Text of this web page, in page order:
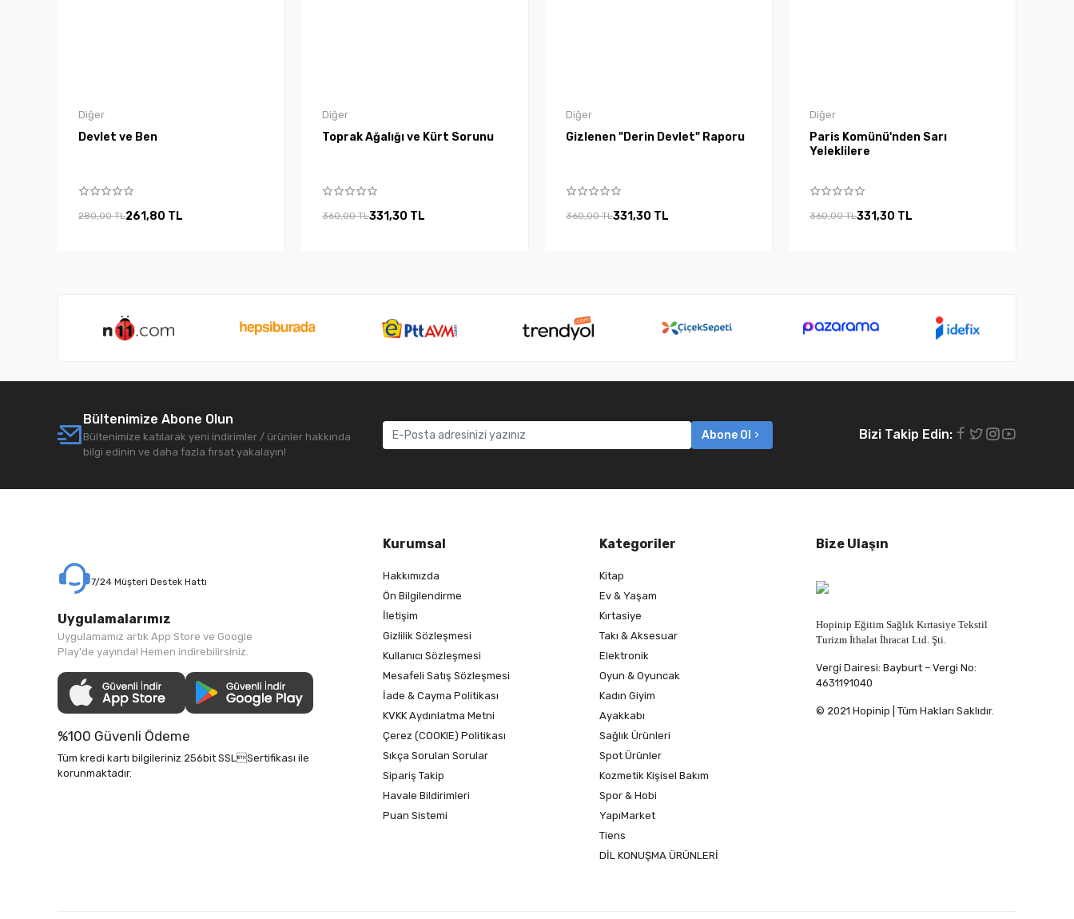
Diğer
Devlet ve Ben
280,00 TL261,80 TL
Diğer
Toprak Ağalığı ve Kürt Sorunu
360,00 TL331,30 TL
Diğer
Gizlenen "Derin Devlet" Raporu
360,00 TL331,30 TL
Diğer
Paris Komünü'nden Sarı
Yeleklilere
360,00 TL331,30 TL
Bültenimize Abone Olun
Bültenimize katılarak yeni indirimler / ürünler hakkında
bilgi edinin ve daha fazla fırsat yakalayın!
Abone Ol Bizi Takip Edin:
7/24 Müşteri Destek Hattı
Uygulamalarımız
Uygulamamız artık App Store ve Google
Play'de yayında! Hemen indirebilirsiniz.
%100 Güvenli Ödeme
Tüm kredi kartı bilgileriniz 256bit SSLSertifikası ile
korunmaktadır.
Kurumsal
Hakkımızda
Ön Bilgilendirme
İletişim
Gizlilik Sözleşmesi
Kullanıcı Sözleşmesi
Mesafeli Satış Sözleşmesi
İade & Cayma Politikası
KVKK Aydınlatma Metni
Çerez (COOKIE) Politikası
Sıkça Sorulan Sorular
Sipariş Takip
Havale Bildirimleri
Puan Sistemi
Kategoriler
Kitap
Ev & Yaşam
Kırtasiye
Takı & Aksesuar
Elektronik
Oyun & Oyuncak
Kadın Giyim
Ayakkabı
Sağlık Ürünleri
Spot Ürünler
Kozmetik Kişisel Bakım
Spor & Hobi
YapıMarket
Tiens
DİL KONUŞMA ÜRÜNLERİ
Bize Ulaşın
Hopinip Eğitim Sağlık Kırtasiye Tekstil
Turizm İthalat İhracat Ltd. Şti.
Vergi Dairesi: Bayburt – Vergi No:
4631191040
© 2021 Hopinip | Tüm Hakları Saklıdır.